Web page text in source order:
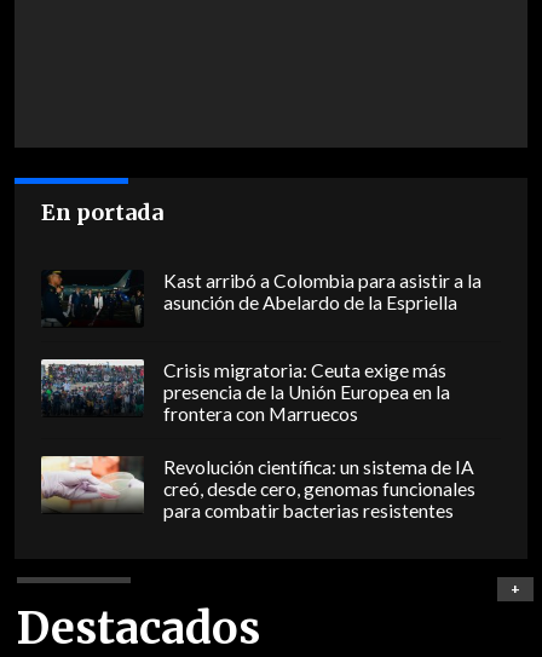
En portada
Kast arribó a Colombia para asistir a la
asunción de Abelardo de la Espriella
Crisis migratoria: Ceuta exige más
presencia de la Unión Europea en la
frontera con Marruecos
Revolución científica: un sistema de IA
creó, desde cero, genomas funcionales
para combatir bacterias resistentes
Destacados
+